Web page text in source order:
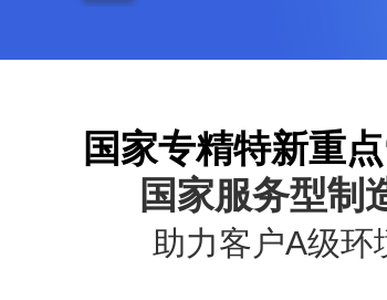
国家专精特新重
国家服务型制
助力客户A级环